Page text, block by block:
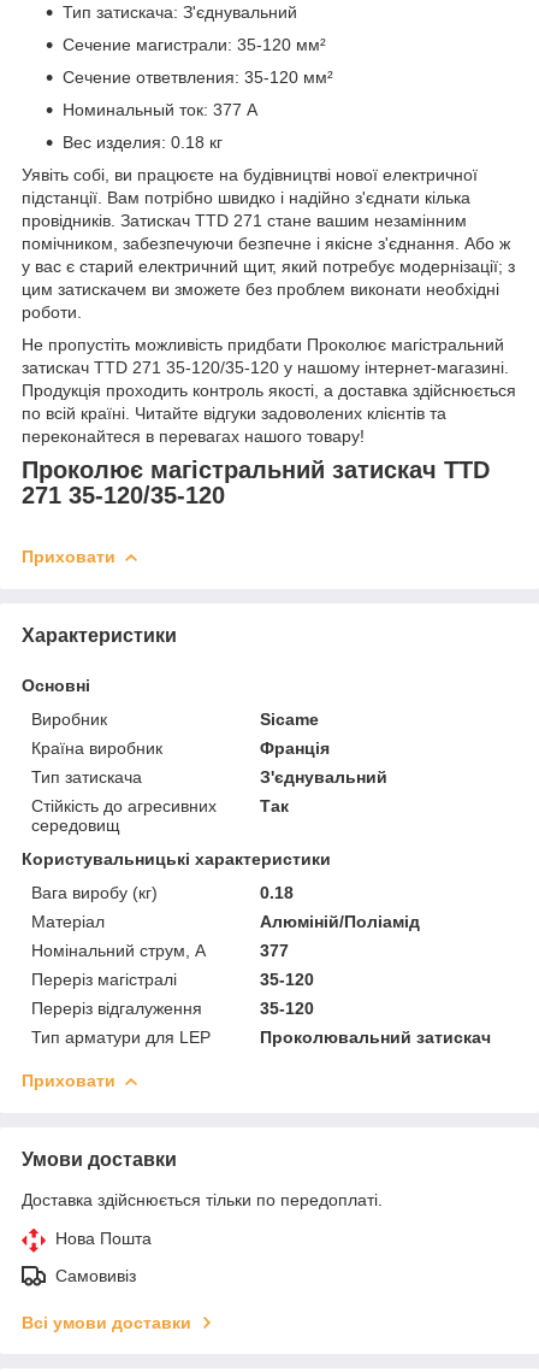
Тип затискача: З'єднувальний
Сечение магистрали: 35-120 мм²
Сечение ответвления: 35-120 мм²
Номинальный ток: 377 А
Вес изделия: 0.18 кг
Уявіть собі, ви працюєте на будівництві нової електричної
підстанції. Вам потрібно швидко і надійно з'єднати кілька
провідників. Затискач TTD 271 стане вашим незамінним
помічником, забезпечуючи безпечне і якісне з'єднання. Або ж
у вас є старий електричний щит, який потребує модернізації; з
цим затискачем ви зможете без проблем виконати необхідні
роботи.
Не пропустіть можливість придбати Проколює магістральний
затискач TTD 271 35-120/35-120 у нашому інтернет-магазині.
Продукція проходить контроль якості, а доставка здійснюється
по всій країні. Читайте відгуки задоволених клієнтів та
переконайтеся в перевагах нашого товару!
Проколює магістральний затискач TTD
271 35-120/35-120
Приховати
Характеристики
Основні
Виробник
Sicame
Країна виробник
Франція
Тип затискача
З'єднувальний
Стійкість до агресивних
середовищ
Так
Користувальницькі характеристики
Вага виробу (кг)
0.18
Матеріал
Алюміній/Поліамід
Номінальний струм, А
377
Переріз магістралі
35-120
Переріз відгалуження
35-120
Тип арматури для LEP
Проколювальний затискач
Приховати
Умови доставки
Доставка здійснюється тільки по передоплаті.
Нова Пошта
Самовивіз
Всі умови доставки